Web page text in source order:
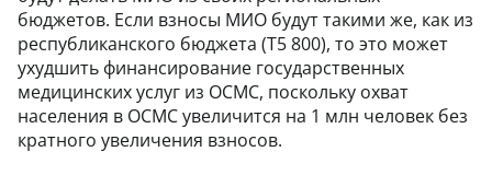
бюджетов. Если взносы МИО будут такими же, как из
республиканского бюджета (Т5 800), то это может
ухудшить финансирование государственных
медицинских услуг из ОСМС, поскольку охват
населения в ОСМС увеличится на 1 млн человек без
кратного увеличения взносов.